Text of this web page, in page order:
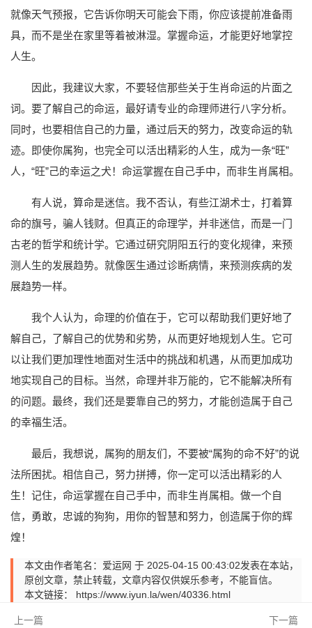
就像天气预报，它告诉你明天可能会下雨，你应该提前准备雨
具，而不是坐在家里等着被淋湿。掌握命运，才能更好地掌控
人生。
因此，我建议大家，不要轻信那些关于生肖命运的片面之
词。要了解自己的命运，最好请专业的命理师进行八字分析。
同时，也要相信自己的力量，通过后天的努力，改变命运的轨
迹。即使你属狗，也完全可以活出精彩的人生，成为一条“旺”
人，“旺”己的幸运之犬！命运掌握在自己手中，而非生肖属相。
有人说，算命是迷信。我不否认，有些江湖术士，打着算
命的旗号，骗人钱财。但真正的命理学，并非迷信，而是一门
古老的哲学和统计学。它通过研究阴阳五行的变化规律，来预
测人生的发展趋势。就像医生通过诊断病情，来预测疾病的发
展趋势一样。
我个人认为，命理的价值在于，它可以帮助我们更好地了
解自己，了解自己的优势和劣势，从而更好地规划人生。它可
以让我们更加理性地面对生活中的挑战和机遇，从而更加成功
地实现自己的目标。当然，命理并非万能的，它不能解决所有
的问题。最终，我们还是要靠自己的努力，才能创造属于自己
的幸福生活。
最后，我想说，属狗的朋友们，不要被“属狗的命不好”的说
法所困扰。相信自己，努力拼搏，你一定可以活出精彩的人
生！记住，命运掌握在自己手中，而非生肖属相。做一个自
信，勇敢，忠诚的狗狗，用你的智慧和努力，创造属于你的辉
煌！
本文由作者笔名：爱运网 于 2025-04-15 00:43:02发表在本站，
原创文章，禁止转载，文章内容仅供娱乐参考，不能盲信。
本文链接： https://www.iyun.la/wen/40336.html
上一篇
下一篇